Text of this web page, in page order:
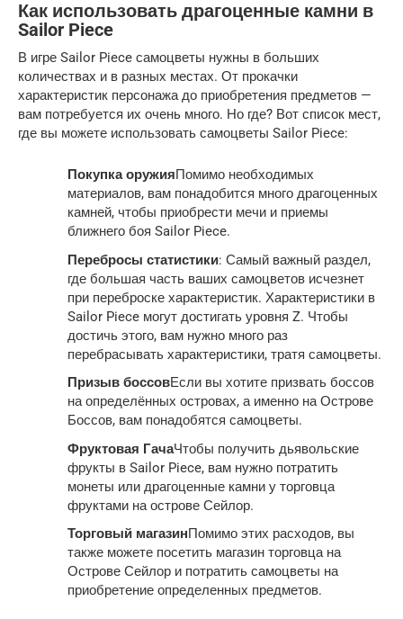
Как использовать драгоценные камни в
Sailor Piece
В игре Sailor Piece самоцветы нужны в больших
количествах и в разных местах. От прокачки
характеристик персонажа до приобретения предметов —
вам потребуется их очень много. Но где? Вот список мест,
где вы можете использовать самоцветы Sailor Piece:
Покупка оружияПомимо необходимых
материалов, вам понадобится много драгоценных
камней, чтобы приобрести мечи и приемы
ближнего боя Sailor Piece.
Перебросы статистики: Самый важный раздел,
где большая часть ваших самоцветов исчезнет
при переброске характеристик. Характеристики в
Sailor Piece могут достигать уровня Z. Чтобы
достичь этого, вам нужно много раз
перебрасывать характеристики, тратя самоцветы.
Призыв боссовЕсли вы хотите призвать боссов
на определённых островах, а именно на Острове
Боссов, вам понадобятся самоцветы.
Фруктовая ГачаЧтобы получить дьявольские
фрукты в Sailor Piece, вам нужно потратить
монеты или драгоценные камни у торговца
фруктами на острове Сейлор.
Торговый магазинПомимо этих расходов, вы
также можете посетить магазин торговца на
Острове Сейлор и потратить самоцветы на
приобретение определенных предметов.